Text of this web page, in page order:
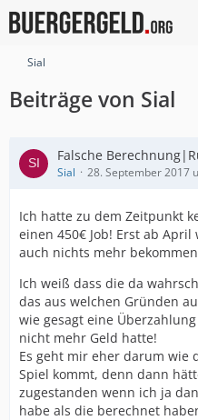
Sial
Beiträge von Sial
Falsche
Sial 28. September 2017
Ich hatte zu dem Zeitpunkt
einen 450€ Job! Erst ab
auch nichts mehr
Ich weiß dass die da
das aus welchen Gründen
wie gesagt eine
nicht mehr Geld hatte!
Es geht mir eher darum wie
Spiel kommt, denn dann
zugestanden wenn ich ja
habe als die berechnet